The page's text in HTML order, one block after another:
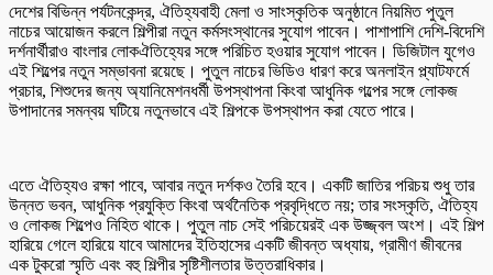
দেশের বিভিন্ন পর্যটনকেন্দ্র, ঐতিহ্যবাহী মেলা ও সাংস্কৃতিক অনুষ্ঠানে নিয়মিত পুতুল
নাচের আয়োজন করলে শিল্পীরা নতুন কর্মসংস্থানের সুযোগ পাবেন। পাশাপাশি দেশি-বিদেশি
দর্শনার্থীরাও বাংলার লোকঐতিহ্যের সঙ্গে পরিচিত হওয়ার সুযোগ পাবেন। ডিজিটাল যুগেও
এই শিল্পের নতুন সম্ভাবনা রয়েছে। পুতুল নাচের ভিডিও ধারণ করে অনলাইন প্ল্যাটফর্মে
প্রচার, শিশুদের জন্য অ্যানিমেশনধর্মী উপস্থাপনা কিংবা আধুনিক গল্পের সঙ্গে লোকজ
উপাদানের সমন্বয় ঘটিয়ে নতুনভাবে এই শিল্পকে উপস্থাপন করা যেতে পারে।
এতে ঐতিহ্যও রক্ষা পাবে, আবার নতুন দর্শকও তৈরি হবে। একটি জাতির পরিচয় শুধু তার
উন্নত ভবন, আধুনিক প্রযুক্তি কিংবা অর্থনৈতিক প্রবৃদ্ধিতে নয়; তার সংস্কৃতি, ঐতিহ্য
ও লোকজ শিল্পেও নিহিত থাকে। পুতুল নাচ সেই পরিচয়েরই এক উজ্জ্বল অংশ। এই শিল্প
হারিয়ে গেলে হারিয়ে যাবে আমাদের ইতিহাসের একটি জীবন্ত অধ্যায়, গ্রামীণ জীবনের
এক টুকরো স্মৃতি এবং বহু শিল্পীর সৃষ্টিশীলতার উত্তরাধিকার।